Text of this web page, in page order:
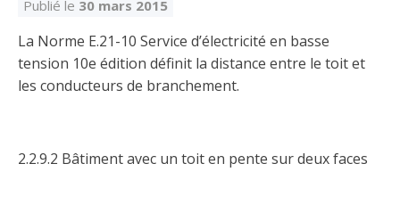
Découvrez notre campagne de
Trouver un entrepreneur
Découvrir l'espace Entrepreneurs
Hydro-Québec
Ce
Découvrir l'espace Devenir
Service Démarrer une entreprise
Ce
Découvrir l'espace La CMEQ
Découvrir l'espace Formation continue
Déclarer mes heures de FCO
Ce
Publié le 30 mars 2015
La Norme E.21-10 Service d’électricité en basse
tension 10e édition définit la distance entre le toit et
les conducteurs de branchement.
2.2.9.2 Bâtiment avec un toit en pente sur deux faces